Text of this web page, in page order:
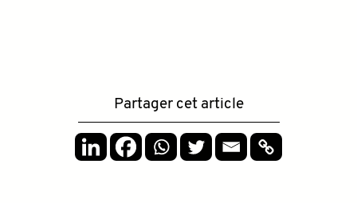
Partager cet article